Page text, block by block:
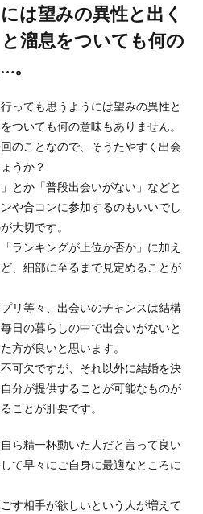
は望みの異性と出く
溜息をついても何の
っても思うようには望みの異性と
ついても何の意味もありません。
のことなので、そうたやすく出会
うか？
とか「普段出会いがない」などと
や合コンに参加するのもいいでし
大切です。
ランキングが上位か否か」に加え
、細部に至るまで見定めることが
リ等々、出会いのチャンスは結構
日の暮らしの中で出会いがないと
方が良いと思います。
可欠ですが、それ以外に結婚を決
分が提供することが可能なものが
ことが肝要です。
ら精一杯動いた人だと言って良い
て早々にご自身に最適なところに
す相手が欲しいという人が増えて